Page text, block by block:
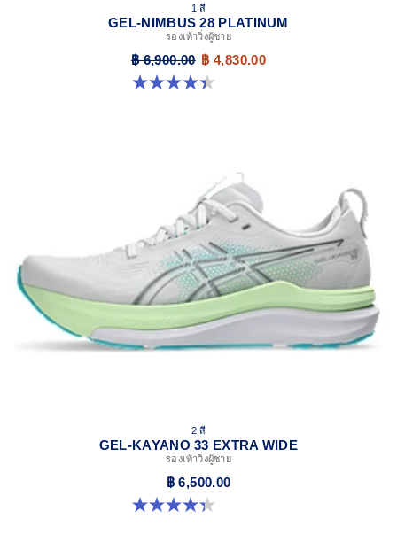
materials to help provide advanced grip for various terrains
and advanced durability.
At least 75% of the shoe's main upper material is made
with recycled content to reduce waste and carbon
1 สี
GEL-NIMBUS 28 PLATINUM
รองเท้าวิ่งผู้ชาย
฿ 6,900.00 ฿ 4,830.00
4.4 จาก 5 ดาว 32 รีวิว
2 สี
GEL-KAYANO 33 EXTRA WIDE
รองเท้าวิ่งผู้ชาย
฿ 6,500.00
4.3 จาก 5 ดาว 26 รีวิว